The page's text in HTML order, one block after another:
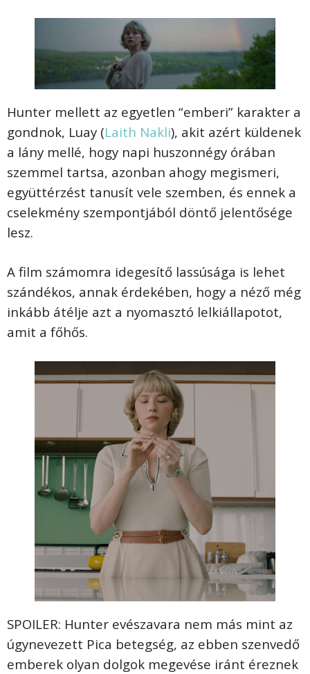
Hunter mellett az egyetlen “emberi” karakter a
gondnok, Luay (Laith Nakli), akit azért küldenek
a lány mellé, hogy napi huszonnégy órában
szemmel tartsa, azonban ahogy megismeri,
együttérzést tanusít vele szemben, és ennek a
cselekmény szempontjából döntő jelentősége
lesz.
A film számomra idegesítő lassúsága is lehet
szándékos, annak érdekében, hogy a néző még
inkább átélje azt a nyomasztó lelkiállapotot,
amit a főhős.
SPOILER: Hunter evészavara nem más mint az
úgynevezett Pica betegség, az ebben szenvedő
emberek olyan dolgok megevése iránt éreznek